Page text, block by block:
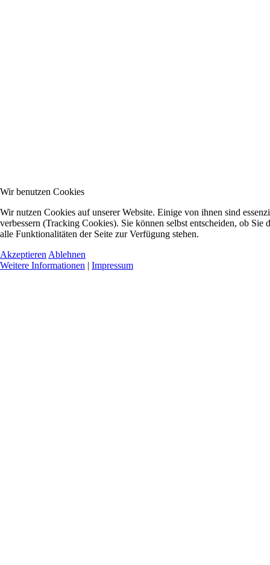
Wir benutzen Cookies
Wir nutzen Cookies auf unserer Website. Einige von ihnen sind
verbessern (Tracking Cookies). Sie können selbst entscheiden, ob
alle Funktionalitäten der Seite zur Verfügung stehen.
Akzeptieren Ablehnen
Weitere Informationen | Impressum